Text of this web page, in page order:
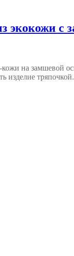
экокожи с
на замшевой
изделие